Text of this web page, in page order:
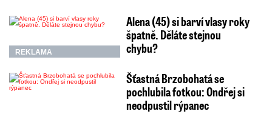
REKLAMA
Alena (45) si barví vlasy roky
špatně. Děláte stejnou
chybu?
Šťastná Brzobohatá se
pochlubila fotkou: Ondřej si
neodpustil rýpanec